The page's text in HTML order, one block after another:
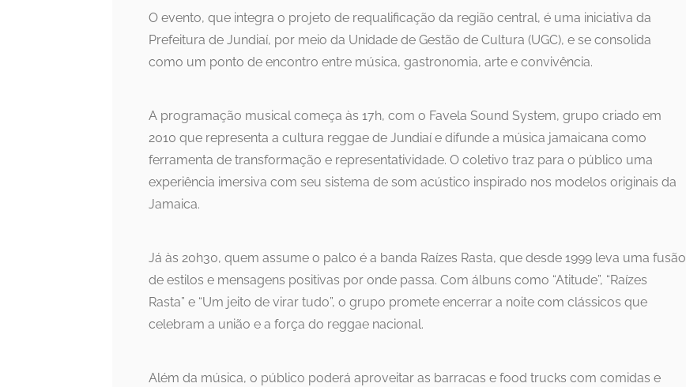
O evento, que integra o projeto de requalificação da região central, é uma iniciativa da
Prefeitura de Jundiaí, por meio da Unidade de Gestão de Cultura (UGC), e se consolida
como um ponto de encontro entre música, gastronomia, arte e convivência.
A programação musical começa às 17h, com o Favela Sound System, grupo criado em
2010 que representa a cultura reggae de Jundiaí e difunde a música jamaicana como
ferramenta de transformação e representatividade. O coletivo traz para o público uma
experiência imersiva com seu sistema de som acústico inspirado nos modelos originais da
Jamaica.
Já às 20h30, quem assume o palco é a banda Raízes Rasta, que desde 1999 leva uma fusão
de estilos e mensagens positivas por onde passa. Com álbuns como “Atitude”, “Raízes
Rasta” e “Um jeito de virar tudo”, o grupo promete encerrar a noite com clássicos que
celebram a união e a força do reggae nacional.
Além da música, o público poderá aproveitar as barracas e food trucks com comidas e